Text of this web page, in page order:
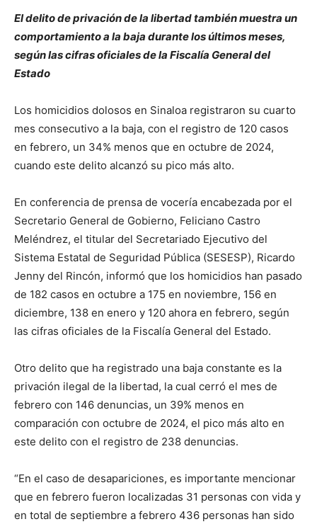
El delito de privación de la libertad también muestra un
comportamiento a la baja durante los últimos meses,
según las cifras oficiales de la Fiscalía General del
Estado
Los homicidios dolosos en Sinaloa registraron su cuarto
mes consecutivo a la baja, con el registro de 120 casos
en febrero, un 34% menos que en octubre de 2024,
cuando este delito alcanzó su pico más alto.
En conferencia de prensa de vocería encabezada por el
Secretario General de Gobierno, Feliciano Castro
Meléndrez, el titular del Secretariado Ejecutivo del
Sistema Estatal de Seguridad Pública (SESESP), Ricardo
Jenny del Rincón, informó que los homicidios han pasado
de 182 casos en octubre a 175 en noviembre, 156 en
diciembre, 138 en enero y 120 ahora en febrero, según
las cifras oficiales de la Fiscalía General del Estado.
Otro delito que ha registrado una baja constante es la
privación ilegal de la libertad, la cual cerró el mes de
febrero con 146 denuncias, un 39% menos en
comparación con octubre de 2024, el pico más alto en
este delito con el registro de 238 denuncias.
“En el caso de desapariciones, es importante mencionar
que en febrero fueron localizadas 31 personas con vida y
en total de septiembre a febrero 436 personas han sido